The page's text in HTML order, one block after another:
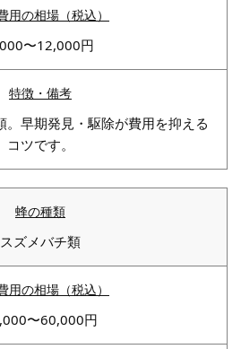
〜12,000円
。早期発見・駆除が費用を抑える
コツです。
スズメバチ類
〜60,000円